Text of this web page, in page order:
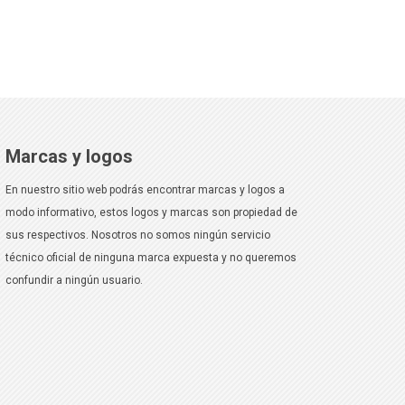
Marcas y logos
En nuestro sitio web podrás encontrar marcas y logos a
modo informativo, estos logos y marcas son propiedad de
sus respectivos. Nosotros no somos ningún servicio
técnico oficial de ninguna marca expuesta y no queremos
confundir a ningún usuario.